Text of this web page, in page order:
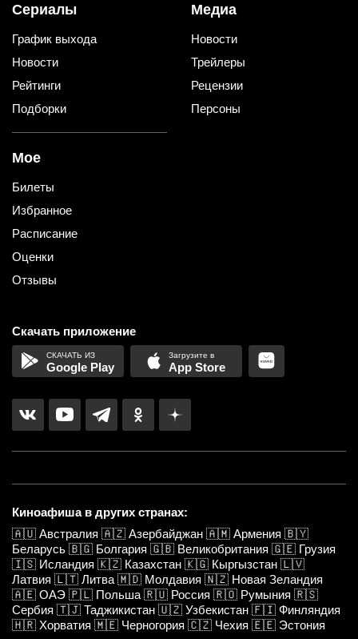
Сериалы
График выхода
Новости
Рейтинги
Подборки
Медиа
Новости
Трейлеры
Рецензии
Персоны
Мое
Билеты
Избранное
Расписание
Оценки
Отзывы
Скачать приложение
Google Play App Store
Киноафиша в других странах:
🇦🇺 Австралия 🇦🇿 Азербайджан 🇦🇲 Армения 🇧🇾
Беларусь 🇧🇬 Болгария 🇬🇧 Великобритания 🇬🇪 Грузия
🇮🇸 Исландия 🇰🇿 Казахстан 🇰🇬 Кыргызстан 🇱🇻
Латвия 🇱🇹 Литва 🇲🇩 Молдавия 🇳🇿 Новая Зеландия
🇦🇪 ОАЭ 🇵🇱 Польша 🇷🇺 Россия 🇷🇴 Румыния 🇷🇸
Сербия 🇹🇯 Таджикистан 🇺🇿 Узбекистан 🇫🇮 Финляндия
🇭🇷 Хорватия 🇲🇪 Черногория 🇨🇿 Чехия 🇪🇪 Эстония